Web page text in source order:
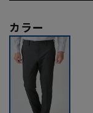
カラー